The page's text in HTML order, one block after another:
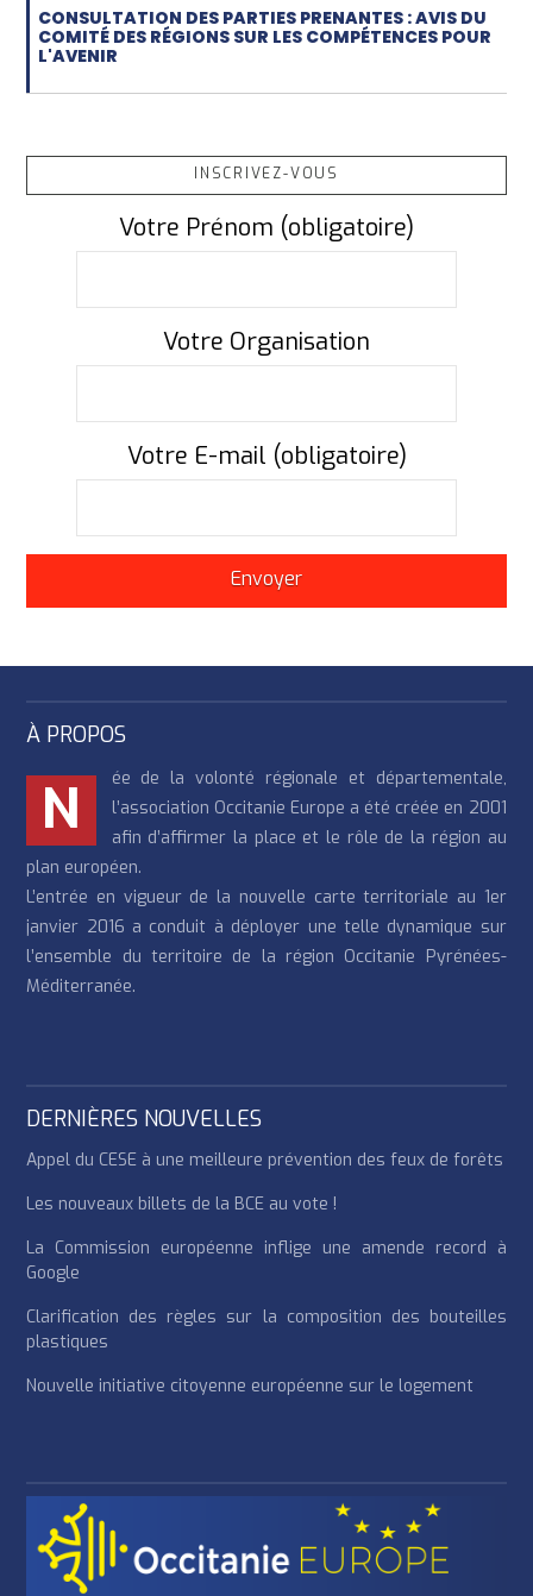
CONSULTATION DES PARTIES PRENANTES : AVIS DU
COMITÉ DES RÉGIONS SUR LES COMPÉTENCES POUR
L'AVENIR
INSCRIVEZ-VOUS
Votre Prénom (obligatoire)
Votre Organisation
Votre E-mail (obligatoire)
À PROPOS
N
ée de la volonté régionale et départementale,
l’association Occitanie Europe a été créée en 2001
afin d’affirmer la place et le rôle de la région au
plan européen.
L’entrée en vigueur de la nouvelle carte territoriale au 1er
janvier 2016 a conduit à déployer une telle dynamique sur
l’ensemble du territoire de la région Occitanie Pyrénées-
Méditerranée.
DERNIÈRES NOUVELLES
Appel du CESE à une meilleure prévention des feux de forêts
Les nouveaux billets de la BCE au vote !
La Commission européenne inflige une amende record à
Google
Clarification des règles sur la composition des bouteilles
plastiques
Nouvelle initiative citoyenne européenne sur le logement